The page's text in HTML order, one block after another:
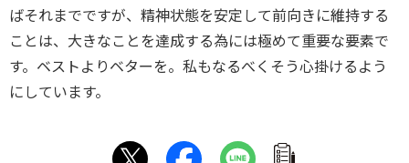
ばそれまでですが、精神状態を安定して前向きに維持する
ことは、大きなことを達成する為には極めて重要な要素で
す。ベストよりベターを。私もなるべくそう心掛けるよう
にしています。